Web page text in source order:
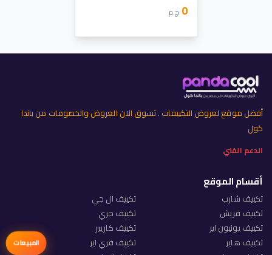
0 ج.م
أفضل موقع لعروض التكييفات . تسوق الان العروض والخصومات من باندا
كول
الدعم الفني
أقسام الموقع
تكييف شارب
تكييف ال جي
تكييف فريش
تكييف جري
تكييف يونيون اير
تكييف كاريير
تكييف هاير
تكييف فري اير
المبيعات